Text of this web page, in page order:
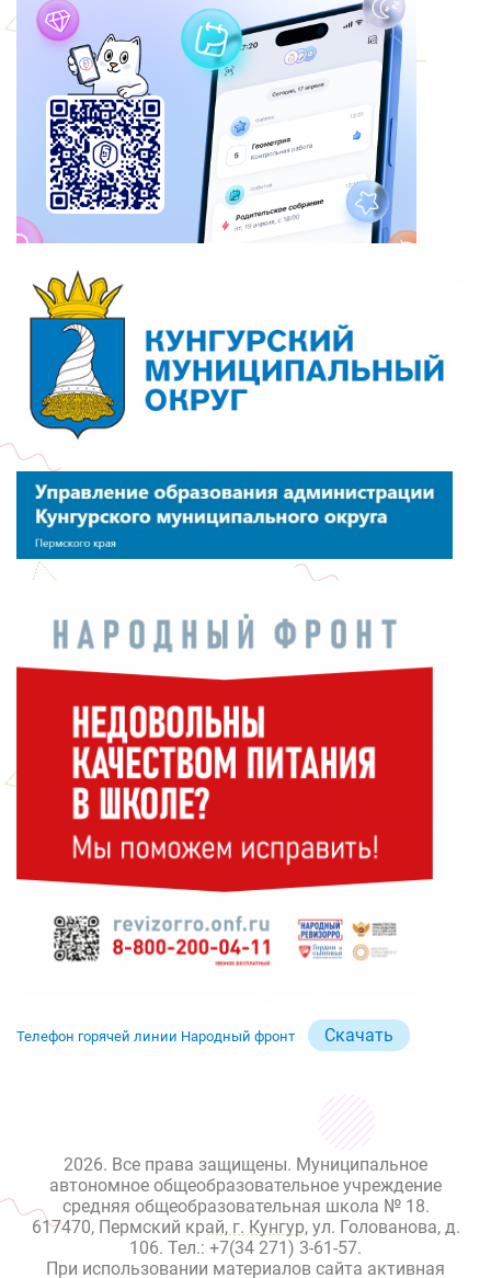
Телефон горячей линии Народный фронт Скачать
2026. Все права защищены. Муниципальное
автономное общеобразовательное учреждение
средняя общеобразовательная школа № 18.
617470, Пермский край, г. Кунгур, ул. Голованова, д.
106. Тел.: +7(34 271) 3-61-57.
При использовании материалов сайта активная